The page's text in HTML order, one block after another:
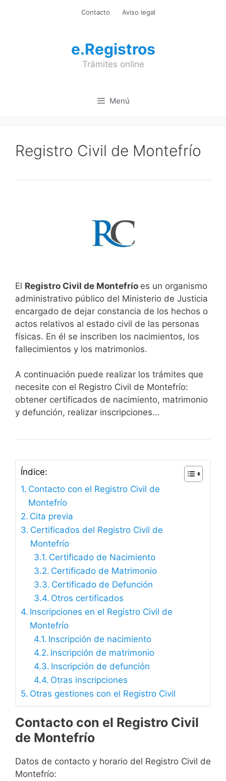
Contacto Aviso legal
e.Registros
Trámites online
Menú
Registro Civil de Montefrío
El Registro Civil de Montefrío es un organismo
administrativo público del Ministerio de Justicia
encargado de dejar constancia de los hechos o
actos relativos al estado civil de las personas
físicas. En él se inscriben los nacimientos, los
fallecimientos y los matrimonios.
A continuación puede realizar los trámites que
necesite con el Registro Civil de Montefrío:
obtener certificados de nacimiento, matrimonio
y defunción, realizar inscripciones…
Índice:
Contacto con el Registro Civil de
Montefrío
Cita previa
Certificados del Registro Civil de
Montefrío
Certificado de Nacimiento
Certificado de Matrimonio
Certificado de Defunción
Otros certificados
Inscripciones en el Registro Civil de
Montefrío
Inscripción de nacimiento
Inscripción de matrimonio
Inscripción de defunción
Otras inscripciones
Otras gestiones con el Registro Civil
Contacto con el Registro Civil
de Montefrío
Datos de contacto y horario del Registro Civil de
Montefrío: